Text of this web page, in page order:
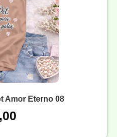
Amor Eterno 08